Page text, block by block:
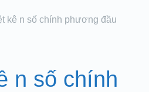
kê n số chính phương đầu
n số chính